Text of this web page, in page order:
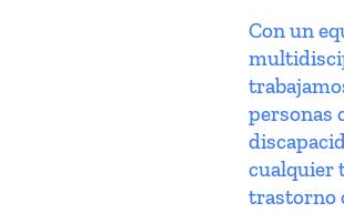
Con un
personas
cualquier
trastorno